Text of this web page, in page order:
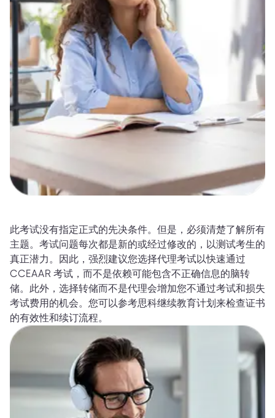
此考试没有指定正式的先决条件。但是，必须清楚了解所有
主题。考试问题每次都是新的或经过修改的，以测试考生的
真正潜力。因此，强烈建议您选择代理考试以快速通过
CCEAAR 考试，而不是依赖可能包含不正确信息的脑转
储。此外，选择转储而不是代理会增加您不通过考试和损失
考试费用的机会。您可以参考思科继续教育计划来检查证书
的有效性和续订流程。